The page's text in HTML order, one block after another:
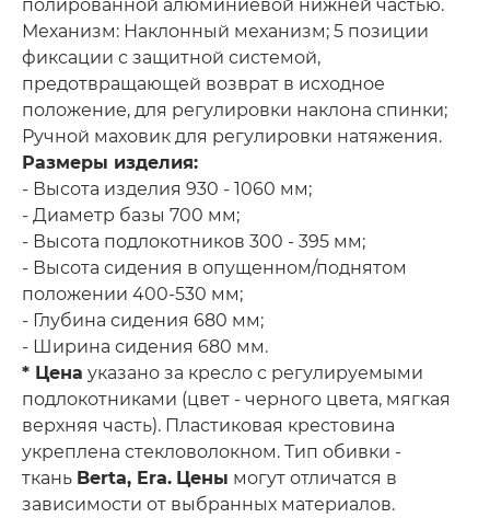
полированной алюминиевой нижней частью.
Механизм: Наклонный механизм; 5 позиции
фиксации с защитной системой,
предотвращающей возврат в исходное
положение, для регулировки наклона спинки;
Ручной маховик для регулировки натяжения.
Размеры изделия:
​- Высота изделия 930 - 1060 мм;
- Диаметр базы 700 мм;
- Высота подлокотников 300 - 395 мм;
- Высота сидения в опущенном/поднятом
положении 400-530 мм;
- Глубина сидения 680 мм;
- Ширина сидения 680 мм.
* Цена указано за кресло с регулируемыми
подлокотниками (цвет - черного цвета, мягкая
верхняя часть). Пластиковая крестовина
укреплена стекловолокном. Тип обивки -
ткань Berta, Era. Цены могут отличатся в
зависимости от выбранных материалов.